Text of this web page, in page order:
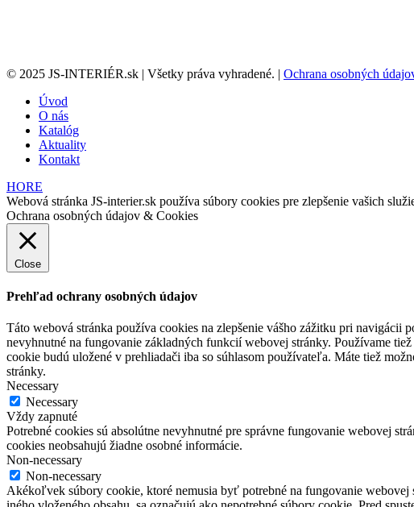
© 2025 JS-INTERIÉR.sk | Všetky práva vyhradené. | Ochrana osobných
Úvod
O nás
Katalóg
Aktuality
Kontakt
HORE
Webová stránka JS-interier.sk používa súbory cookies pre zlepšenie vašich
Ochrana osobných údajov & Cookies
Close
Prehľad ochrany osobných údajov
Táto webová stránka používa cookies na zlepšenie vášho zážitku pri navigácii
nevyhnutné na fungovanie základných funkcií webovej stránky. Používame
cookie budú uložené v prehliadači iba so súhlasom používateľa. Máte tiež
stránky.
Necessary
Necessary
Vždy zapnuté
Potrebné cookies sú absolútne nevyhnutné pre správne fungovanie webovej
cookies neobsahujú žiadne osobné informácie.
Non-necessary
Non-necessary
Akékoľvek súbory cookie, ktoré nemusia byť potrebné na fungovanie